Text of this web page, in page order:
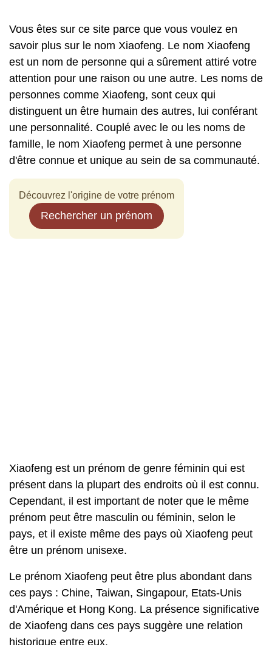
Vous êtes sur ce site parce que vous voulez en
savoir plus sur le nom Xiaofeng. Le nom Xiaofeng
est un nom de personne qui a sûrement attiré votre
attention pour une raison ou une autre. Les noms de
personnes comme Xiaofeng, sont ceux qui
distinguent un être humain des autres, lui conférant
une personnalité. Couplé avec le ou les noms de
famille, le nom Xiaofeng permet à une personne
d'être connue et unique au sein de sa communauté.
Découvrez l'origine de votre prénom
Rechercher un prénom
Xiaofeng est un prénom de genre féminin qui est
présent dans la plupart des endroits où il est connu.
Cependant, il est important de noter que le même
prénom peut être masculin ou féminin, selon le
pays, et il existe même des pays où Xiaofeng peut
être un prénom unisexe.
Le prénom Xiaofeng peut être plus abondant dans
ces pays : Chine, Taiwan, Singapour, Etats-Unis
d'Amérique et Hong Kong. La présence significative
de Xiaofeng dans ces pays suggère une relation
historique entre eux.